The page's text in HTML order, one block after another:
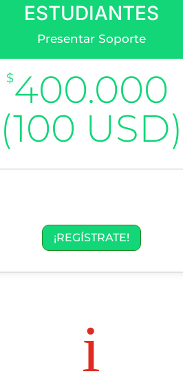
ESTUDIANTES
Presentar Soporte
$400.000
(100 USD)
¡REGÍSTRATE!
i